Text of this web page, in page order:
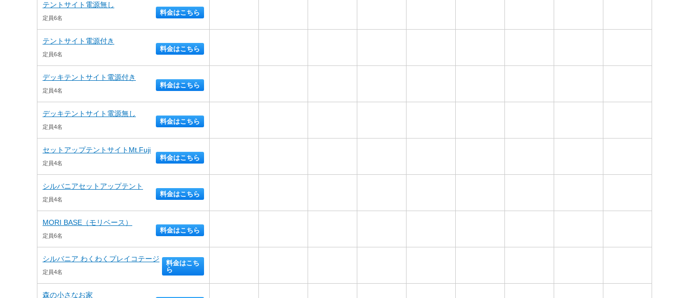
テントサイト電源無し
定員6名
料金はこちら
テントサイト電源付き
定員6名
料金はこちら
デッキテントサイト電源付き
定員4名
料金はこちら
デッキテントサイト電源無し
定員4名
料金はこちら
セットアップテントサイトMt.Fuji
定員4名
料金はこちら
シルバニアセットアップテント
定員4名
料金はこちら
MORI BASE（モリベース）
定員6名
料金はこちら
シルバニア わくわくプレイコテージ
定員4名
料金はこち
ら
森の小さなお家